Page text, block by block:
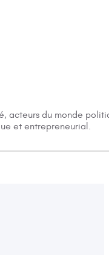
acteurs du monde
et entrepreneurial.